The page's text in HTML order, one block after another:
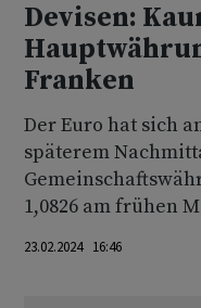
Devisen:
Franken
Der Euro hat sich
späterem
1,0826 am frühen
23.02.2024 16:46